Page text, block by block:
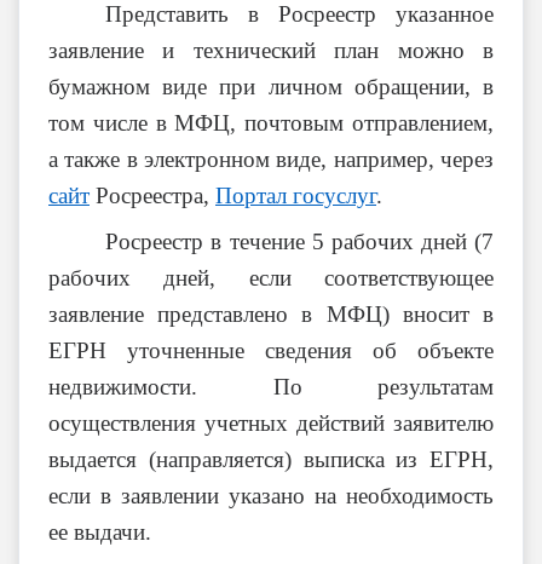
Представить в Росреестр указанное
заявление и технический план можно в
бумажном виде при личном обращении, в
том числе в МФЦ, почтовым отправлением,
а также в электронном виде, например, через
сайт Росреестра, Портал госуслуг.
Росреестр в течение 5 рабочих дней (7
рабочих дней, если соответствующее
заявление представлено в МФЦ) вносит в
ЕГРН уточненные сведения об объекте
недвижимости. По результатам
осуществления учетных действий заявителю
выдается (направляется) выписка из ЕГРН,
если в заявлении указано на необходимость
ее выдачи.